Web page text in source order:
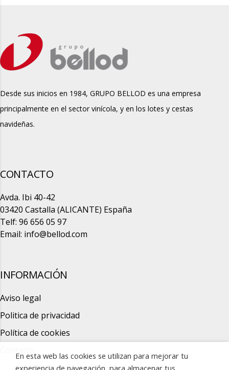
Desde sus inicios en 1984, GRUPO BELLOD es una empresa
principalmente en el sector vinícola, y en los lotes y cestas
navideñas.
CONTACTO
Avda. Ibi 40-42
03420 Castalla (ALICANTE) España
Telf: 96 656 05 97
Email: info@bellod.com
INFORMACIÓN
Aviso legal
Politica de privacidad
Política de cookies
En esta web las cookies se utilizan para mejorar tu
experiencia de navegación, para almacenar tus